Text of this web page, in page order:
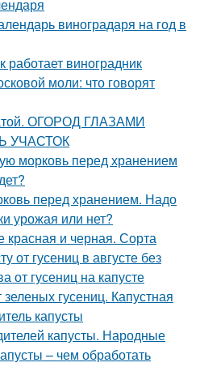
виноградаря на год в
работает виноградник
моли: что говорят
ОГОРОД ГЛАЗАМИ
УЧАСТОК
морковь перед хранением
перед хранением. Надо
урожая или нет?
и черная. Сорта
от гусениц в августе без
от гусениц на капусте
гусениц. Капустная
капусты
капусты. Народные
– чем обработать